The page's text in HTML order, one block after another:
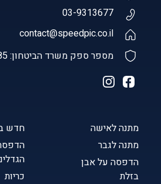
מתנה לאישה
מתנה לגבר
הדפסה על אבן
בזלת
חדש
כריות
03-9313677
contact@speedpic.co.il
מספר ספק משרד הביטחון: 0011016685